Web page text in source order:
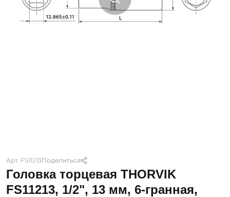
Арт. FS11213Поделиться
Головка торцевая THORVIK
FS11213, 1/2", 13 мм, 6-гранная,